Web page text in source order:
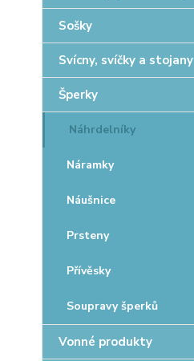
Sošky
Svícny, svíčky a stojany
Šperky
Náhrdelníky
Náramky
Náušnice
Prsteny
Přívěsky
Soupravy šperků
Vonné produkty